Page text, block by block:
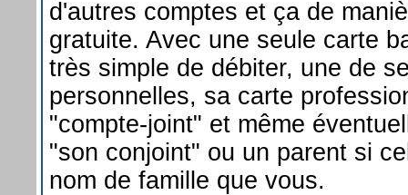
d'autres comptes et ça de
gratuite. Avec une seule carte
très simple de débiter, une de
personnelles, sa carte
"compte-joint" et même
"son conjoint" ou un parent si
nom de famille que vous.